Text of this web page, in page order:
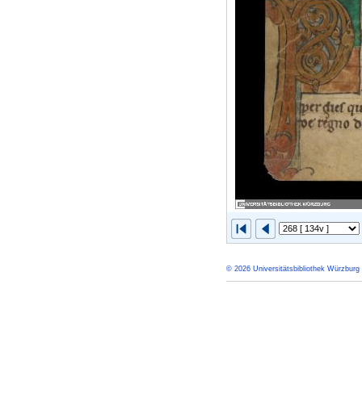
© 2026 Universitätsbibliothek Würzburg